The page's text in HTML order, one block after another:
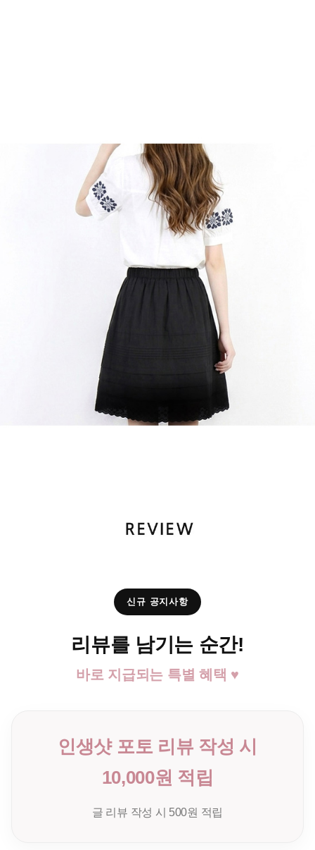
신규 공지사항
리뷰를 남기는 순간!
바로 지급되는 특별 혜택 ♥
인생샷 포토 리뷰 작성 시
10,000원 적립
글 리뷰 작성 시 500원 적립